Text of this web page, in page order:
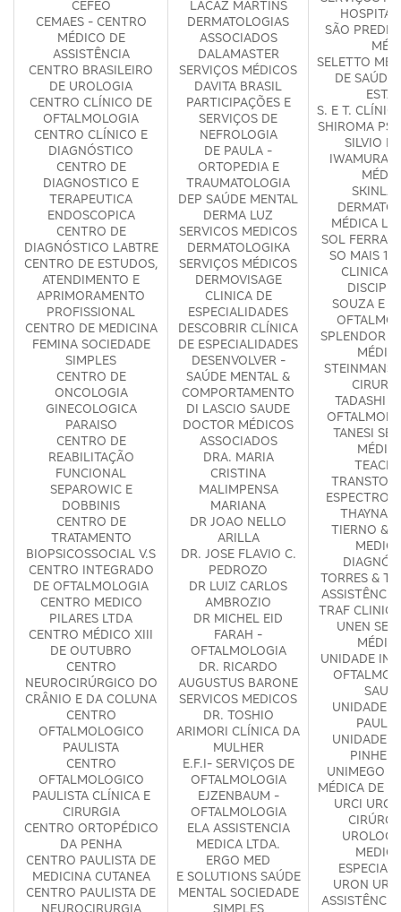
CEFEO
CEMAES - CENTRO
MÉDICO DE
ASSISTÊNCIA
CENTRO BRASILEIRO
DE UROLOGIA
CENTRO CLÍNICO DE
OFTALMOLOGIA
CENTRO CLÍNICO E
DIAGNÓSTICO
CENTRO DE
DIAGNOSTICO E
TERAPEUTICA
ENDOSCOPICA
CENTRO DE
DIAGNÓSTICO LABTRE
CENTRO DE ESTUDOS,
ATENDIMENTO E
APRIMORAMENTO
PROFISSIONAL
CENTRO DE MEDICINA
FEMINA SOCIEDADE
SIMPLES
CENTRO DE
ONCOLOGIA
GINECOLOGICA
PARAISO
CENTRO DE
REABILITAÇÃO
FUNCIONAL
SEPAROWIC E
DOBBINIS
CENTRO DE
TRATAMENTO
BIOPSICOSSOCIAL V.S
CENTRO INTEGRADO
DE OFTALMOLOGIA
CENTRO MEDICO
PILARES LTDA
CENTRO MÉDICO XIII
DE OUTUBRO
CENTRO
NEUROCIRÚRGICO DO
CRÂNIO E DA COLUNA
CENTRO
OFTALMOLOGICO
PAULISTA
CENTRO
OFTALMOLOGICO
PAULISTA CLÍNICA E
CIRURGIA
CENTRO ORTOPÉDICO
DA PENHA
CENTRO PAULISTA DE
MEDICINA CUTANEA
CENTRO PAULISTA DE
NEUROCIRURGIA
LACAZ MARTINS
DERMATOLOGIAS
ASSOCIADOS
DALAMASTER
SERVIÇOS MÉDICOS
DAVITA BRASIL
PARTICIPAÇÕES E
SERVIÇOS DE
NEFROLOGIA
DE PAULA -
ORTOPEDIA E
TRAUMATOLOGIA
DEP SAÚDE MENTAL
DERMA LUZ
SERVICOS MEDICOS
DERMATOLOGIKA
SERVIÇOS MÉDICOS
DERMOVISAGE
CLINICA DE
ESPECIALIDADES
DESCOBRIR CLÍNICA
DE ESPECIALIDADES
DESENVOLVER -
SAÚDE MENTAL &
COMPORTAMENTO
DI LASCIO SAUDE
DOCTOR MÉDICOS
ASSOCIADOS
DRA. MARIA
CRISTINA
MALIMPENSA
MARIANA
DR JOAO NELLO
ARILLA
DR. JOSE FLAVIO C.
PEDROZO
DR LUIZ CARLOS
AMBROZIO
DR MICHEL EID
FARAH -
OFTALMOLOGIA
DR. RICARDO
AUGUSTUS BARONE
SERVICOS MEDICOS
DR. TOSHIO
ARIMORI CLÍNICA DA
MULHER
E.F.I- SERVIÇOS DE
OFTALMOLOGIA
EJZENBAUM -
OFTALMOLOGIA
ELA ASSISTENCIA
MEDICA LTDA.
ERGO MED
E SOLUTIONS SAÚDE
MENTAL SOCIEDADE
SIMPLES
SÃO PREDE
MÉD
SELETTO
DE SAÚDE
S. E T.
SHIROMA
SILVIO
IWAMURA
MÉDICA
SOL
SO MAIS 1
CLINICA
SOUZA E
SPLENDOR
STEINMANS
TADASHI &
TANESI
ESPECTRO
THAYNA
TIERNO &
TORRES &
TRAF
UNEN
UNIDADE
UNIDADE
UNIDADE
UNIMEGO
MÉDICA DE
URCI
URON